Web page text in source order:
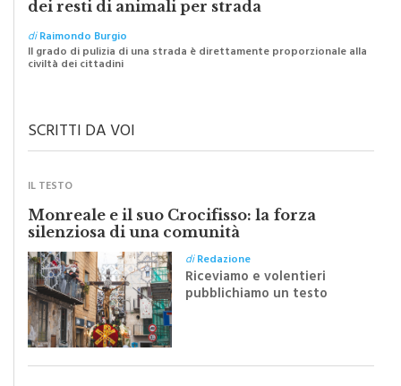
diRaimondo Burgio
Il grado di pulizia di una strada è direttamente proporzionale alla
civiltà dei cittadini
Monreale e il suo Crocifisso: la forza
silenziosa di una comunità
diRedazione
Riceviamo e volentieri
pubblichiamo un testo
inviato dalla scrittrice
monrealese Mariella